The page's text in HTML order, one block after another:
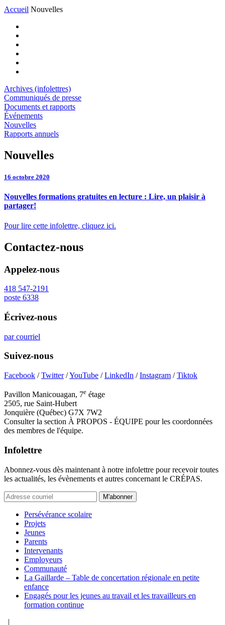
Accueil Nouvelles
Archives (infolettres)
Communiqués de presse
Documents et rapports
Événements
Nouvelles
Rapports annuels
Nouvelles
16 octobre 2020
Nouvelles formations gratuites en lecture : Lire, un plaisir à
partager!
Pour lire cette infolettre, cliquez ici.
Contactez-nous
Appelez-nous
418 547-2191
poste 6338
Écrivez-nous
par courriel
Suivez-nous
Facebook /Twitter/YouTube /LinkedIn /Instagram /Tiktok
Pavillon Manicouagan, 7e étage
2505, rue Saint-Hubert
Jonquière (Québec) G7X 7W2
Consulter la section À PROPOS - ÉQUIPE pour les coordonnées
des membres de l'équipe.
Infolettre
Abonnez-vous dès maintenant à notre infolettre pour recevoir toutes
les actualités, les évènements et autres concernant le CRÉPAS.
M'abonner
Persévérance scolaire
Projets
Jeunes
Parents
Intervenants
Employeurs
Communauté
La Gaillarde – Table de concertation régionale en petite
enfance
Engagés pour les jeunes au travail et les travailleurs en
formation continue
|